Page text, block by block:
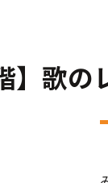
】歌